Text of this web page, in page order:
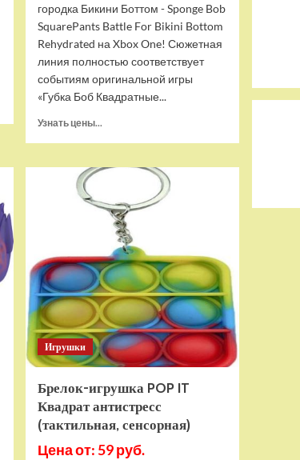
городка Бикини Боттом - Sponge Bob
SquarePants Battle For Bikini Bottom
Rehydrated на Xbox One! Сюжетная
линия полностью соответствует
событиям оригинальной игры
«Губка Боб Квадратные...
Узнать цены...
Игра
SquarePants
Battle
Bikini
Bottom
Rehydrated
(XBOX
One,
русская
версия)
Игрушки
Брелок-игрушка POP IT
Квадрат антистресс
(тактильная, сенсорная)
Цена от: 59 руб.